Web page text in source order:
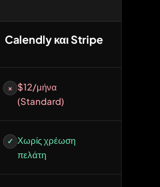
Calendly και Stripe
× $12/μήνα
(Standard)
✓ Χωρίς χρέωση
πελάτη